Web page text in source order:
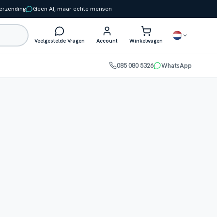
Geen AI, maar echte mensen
Veelgestelde Vragen Account Winkelwagen
085 080 5326 WhatsApp